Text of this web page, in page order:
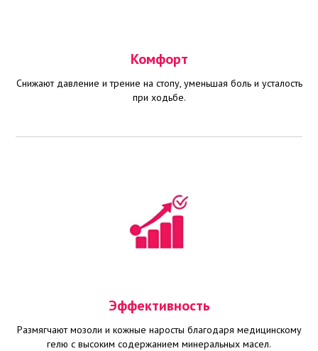
Комфорт
Снижают давление и трение на стопу, уменьшая боль и усталость
при ходьбе.
Эффективность
Размягчают мозоли и кожные наросты благодаря медицинскому
гелю с высоким содержанием минеральных масел.